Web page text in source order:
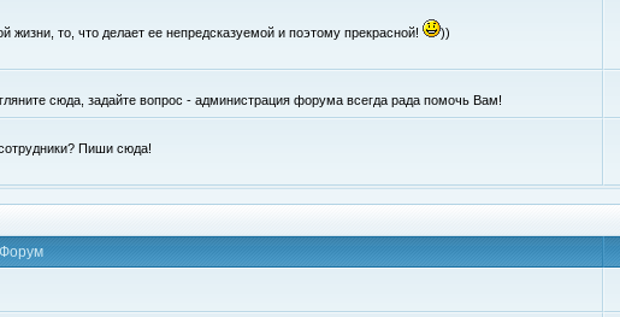
то, что делает ее непредсказуемой и поэтому прекрасной!
))
сюда, задайте вопрос - администрация форума всегда рада помочь Вам!
Пиши сюда!
Форум